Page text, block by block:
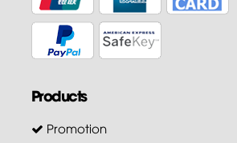
Products
Promotion